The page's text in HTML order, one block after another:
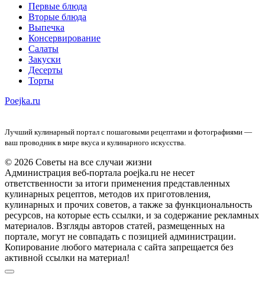
Первые блюда
Вторые блюда
Выпечка
Консервирование
Салаты
Закуски
Десерты
Торты
Poejka.ru
Лучший кулинарный портал с пошаговыми рецептами и фотографиями —
ваш проводник в мире вкуса и кулинарного искусства.
© 2026 Советы на все случаи жизни
Администрация веб-портала poejka.ru не несет
ответственности за итоги применения представленных
кулинарных рецептов, методов их приготовления,
кулинарных и прочих советов, а также за функциональность
ресурсов, на которые есть ссылки, и за содержание рекламных
материалов. Взгляды авторов статей, размещенных на
портале, могут не совпадать с позицией администрации.
Копирование любого материала с сайта запрещается без
активной ссылки на материал!